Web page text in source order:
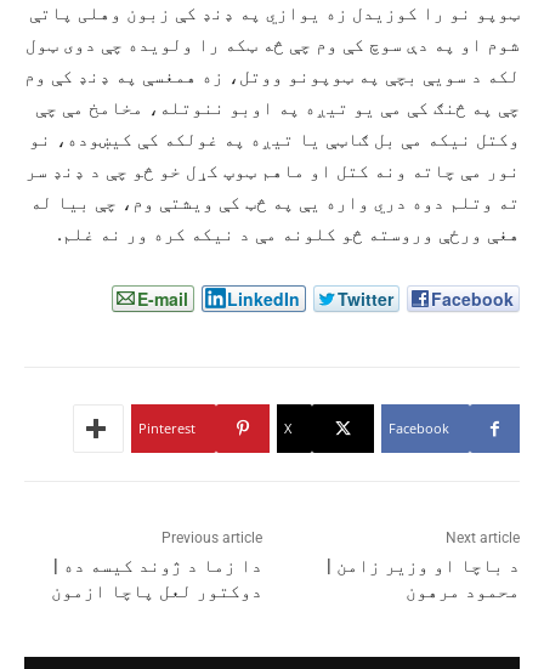
ټوپو نو را کوزیدل زه یوازي په ډنډ کې زبون وهلی پاتې
شوم او په دې سوچ کې وم چې څه ټکه را ولویده چې دوی ټول
لکه د سویې بچې په ټوپونو ووتل، زه همغسې په ډنډ کې وم
چې په څنګ کې مې یو تیږه په اوبو ننوتله، مخامخ مې چې
وکتل نیکه مې بل ګاټې یا تیږه په غولکه کې کیښوده، نو
نور مې چاته ونه کتل او ماهم ټوپ کړل خو څو چې د ډنډ سر
ته وتلم دوه دري واره یې په څټ کې ویشتې وم، چې بیا له
هغې ورځې وروسته څو کلونه مې د نیکه کره ور نه غلم.
Facebook
Twitter
LinkedIn
E-mail
Facebook
X
Pinterest
Previous article
دا زما د ژوند کیسه ده |
دوکتور لعل پاچا ازمون
Next article
د باچا او وزير زامن |
محمود مرهون